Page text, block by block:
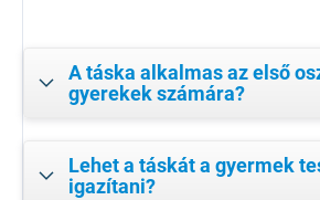
A táska alkalmas az első
gyerekek számára?
Lehet a táskát a gyermek
igazítani?